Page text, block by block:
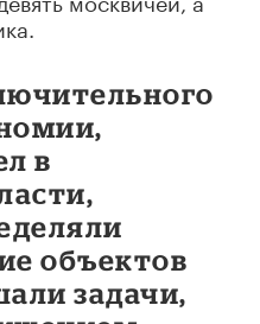
в
объектов
задачи,